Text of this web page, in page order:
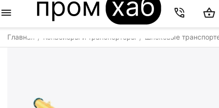
Главная / Конвейеры и транспортеры / Шнековые